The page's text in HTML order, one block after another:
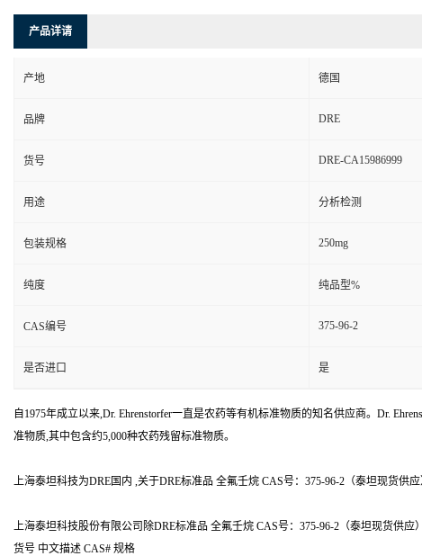
产品详请
产地 德国
品牌 DRE
货号 DRE-CA15986999
用途 分析检测
包装规格 250mg
纯度 纯品型%
CAS编号 375-96-2
是否进口 是
自1975年成立以来,Dr. Ehrenstorfer一直是农药等有机标准物质的知名供应商。Dr.
准物质,其中包含约5,000种农药残留标准物质。
上海泰坦科技为DRE国内 ,关于DRE标准品 全氟壬烷 CAS号：375-96-2（泰坦现货供
上海泰坦科技股份有限公司除DRE标准品 全氟壬烷 CAS号：375-96-2（泰坦现货供
货号 中文描述 CAS# 规格